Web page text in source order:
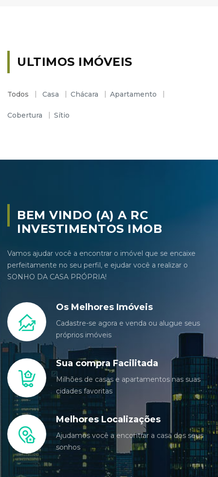
ULTIMOS IMÓVEIS
Todos Casa Chácara Apartamento
Cobertura Sítio
BEM VINDO (A) A RC
INVESTIMENTOS IMOB
Vamos ajudar você a encontrar o imóvel que se encaixe
perfeitamente no seu perfil, e ejudar você a realizar o
SONHO DA CASA PRÓPRIA!
Os Melhores Imóveis
Cadastre-se agora e venda ou alugue seus
próprios imóveis
Sua compra Facilitada
Milhões de casas e apartamentos nas suas
cidades favoritas
Melhores Localizações
Ajudamos você a encontrar a casa dos seus
sonhos